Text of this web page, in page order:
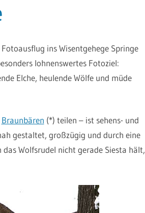
ins Wisentgehege Springe
lohnenswertes Fotoziel:
Elche, heulende Wölfe und müde
Braunbären (*) teilen – ist sehens- und
gestaltet, großzügig und durch eine
Wolfsrudel nicht gerade Siesta hält,